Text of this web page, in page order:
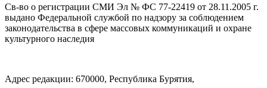
Св-во о регистрации СМИ Эл № ФС 77-22419 от 28.11.2005 г.
выдано Федеральной службой по надзору за соблюдением
законодательства в сфере массовых коммуникаций и охране
культурного наследия
Адрес редакции: 670000, Республика Бурятия,